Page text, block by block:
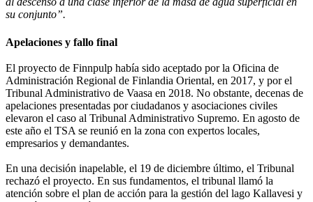
su conjunto”.
Apelaciones y fallo final
El proyecto de Finnpulp había sido aceptado por la Oficina de
Administración Regional de Finlandia Oriental, en 2017, y por el
Tribunal Administrativo de Vaasa en 2018. No obstante, decenas de
apelaciones presentadas por ciudadanos y asociaciones civiles
elevaron el caso al Tribunal Administrativo Supremo. En agosto de
este año el TSA se reunió en la zona con expertos locales,
empresarios y demandantes.
En una decisión inapelable, el 19 de diciembre último, el Tribunal
rechazó el proyecto. En sus fundamentos, el tribunal llamó la
atención sobre el plan de acción para la gestión del lago Kallavesi y